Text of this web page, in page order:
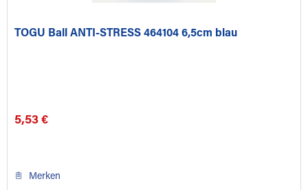
TOGU Ball ANTI-STRESS 464104 6,5cm blau
5,53 €
Merken